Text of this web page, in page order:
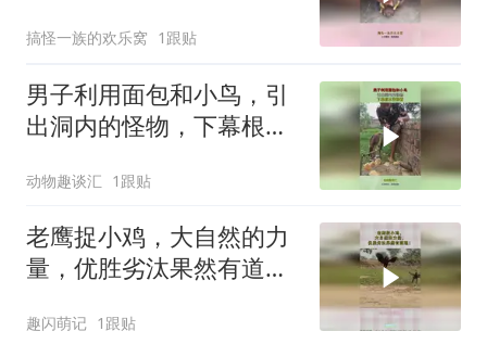
搞怪一族的欢乐窝 1跟贴
男子利用面包和小鸟，引
出洞内的怪物，下幕根本
动物趣谈汇 1跟贴
老鹰捉小鸡，大自然的力
量，优胜劣汰果然有道
趣闪萌记 1跟贴